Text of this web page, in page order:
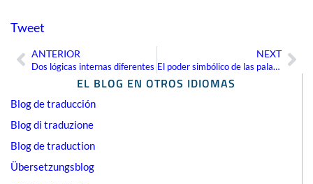
EL BLOG EN OTROS IDIOMAS
Blog de traducción
Blog di traduzione
Blog de traduction
Übersetzungsblog
Tweet
AntANTERIOR
Dos lógicas internas diferentes
NEXT
El poder simbólico de las palabras